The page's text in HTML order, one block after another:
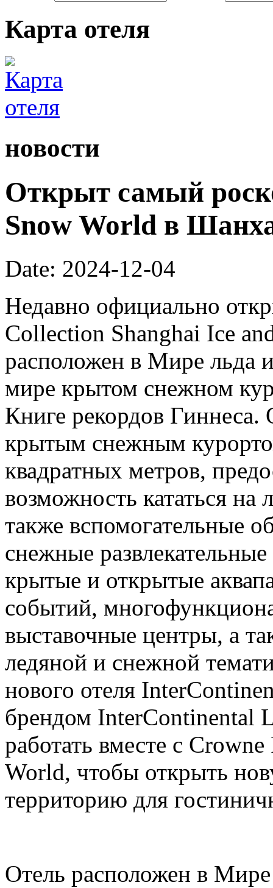
Карта отеля
новости
Открыт самый
Snow World в
Date: 2024-12-04
Недавно официально
Collection Shanghai Ice
расположен в Мире льда
мире крытом снежном
Книге рекордов
крытым снежным
квадратных метров,
возможность кататься на
также вспомогательные
снежные
крытые и открытые
событий,
выставочные центры, а
ледяной и снежной
нового отеля
брендом InterContinental
работать вместе с
World, чтобы открыть
территорию для
Отель расположен в